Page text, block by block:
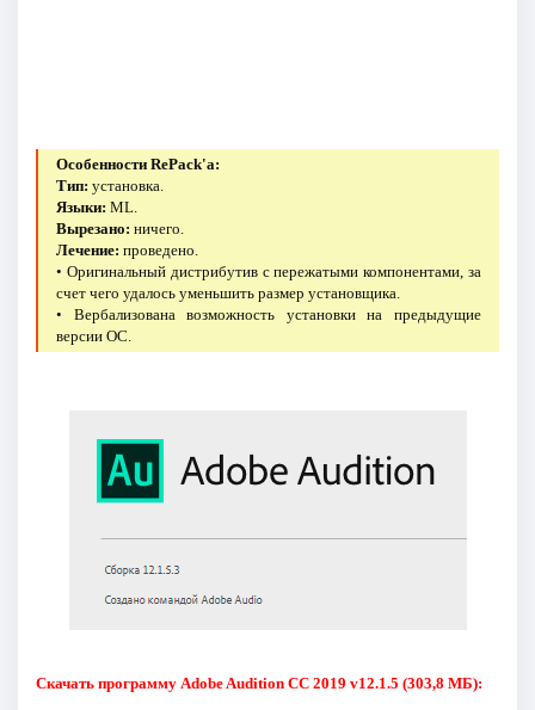
Особенности RePack'a:
Тип: установка.
Языки: ML.
Вырезано: ничего.
Лечение: проведено.
• Оригинальный дистрибутив с пережатыми компонентами, за
счет чего удалось уменьшить размер установщика.
• Вербализована возможность установки на предыдущие
версии ОС.
Скачать программу Adobe Audition CC 2019 v12.1.5 (303,8 МБ):